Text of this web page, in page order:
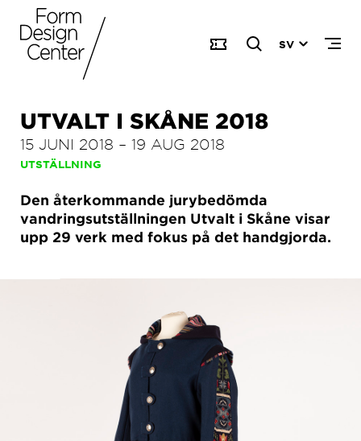
SV
UTVALT I SKÅNE 2018
15 JUNI 2018 – 19 AUG 2018
UTSTÄLLNING
Den återkommande jurybedömda
vandringsutställningen Utvalt i Skåne visar
upp 29 verk med fokus på det handgjorda.